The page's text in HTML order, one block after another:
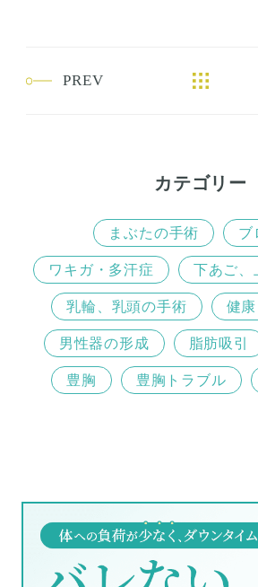
o
PREV
カテゴリー
まぶたの手術 ブ
ワキガ・多汗症 下あご、
乳輪、乳頭の手術 健康
男性器の形成 脂肪吸引
豊胸 豊胸トラブル